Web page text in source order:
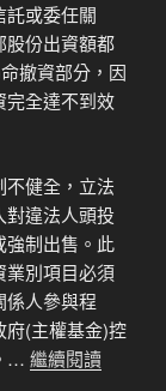
託或委任關
股份出資額都
撤資部分，因
完全達不到效
健全，立法
對違法人頭投
強制出售。此
業別項目必須
係人參與程
府(主權基金)控
… 繼續閱讀